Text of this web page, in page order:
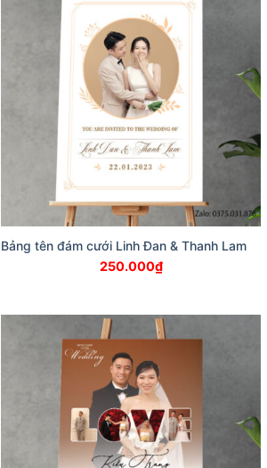
Bảng tên đám cưới Linh Đan & Thanh Lam
250.000₫